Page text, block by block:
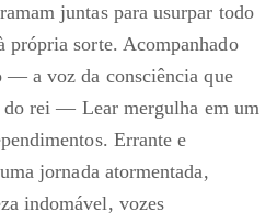
juntas para usurpar todo
própria sorte. Acompanhado
— a voz da consciência que
do rei — Lear mergulha em um
Errante e
jornada atormentada,
indomável, vozes